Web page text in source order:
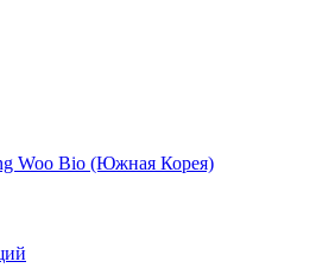
Woo Bio (Южная Корея)